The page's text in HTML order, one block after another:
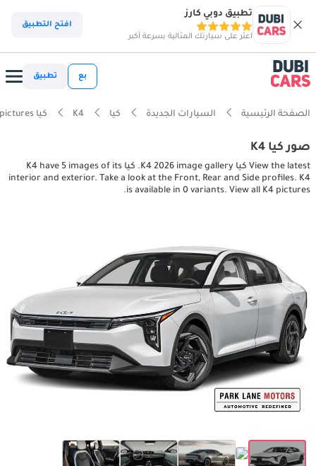
تطبيق دوبي كارز
اعثر على سيارتك المثالية بسرعة أكبر
افتح التطبيق
بع تطبيق
الصفحة الرئيسية السيارات الجديدة كيا K4 كيا K4 interior, exterior pictures
صور كيا K4
View the latest كيا K4 2026 image gallery. كيا K4 have 5 images of its
interior and exterior. Take a look at the Front, Rear and Side profiles. K4
is available in 0 variants. View all K4 pictures.